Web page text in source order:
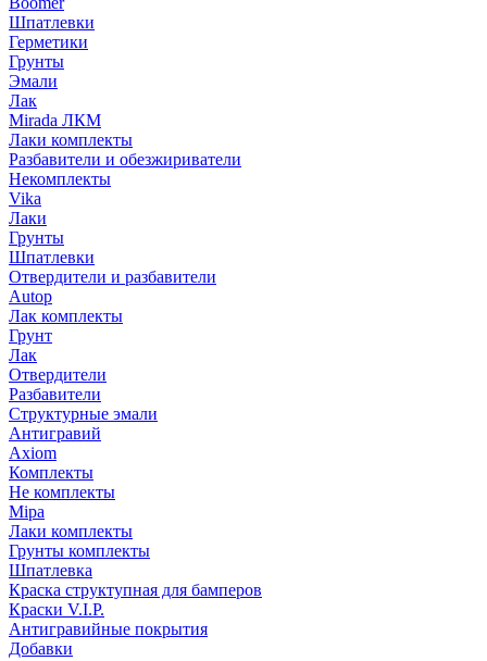
Шпатлевки
Герметики
Грунты
Эмали
Лак
Mirada ЛКМ
Лаки комплекты
Разбавители и обезжириватели
Некомплекты
Vika
Лаки
Грунты
Шпатлевки
Отвердители и разбавители
Autop
Лак комплекты
Грунт
Лак
Отвердители
Разбавители
Структурные эмали
Антигравий
Axiom
Комплекты
Не комплекты
Mipa
Лаки комплекты
Грунты комплекты
Шпатлевка
Краска структупная для бамперов
Краски V.I.P.
Антигравийные покрытия
Добавки